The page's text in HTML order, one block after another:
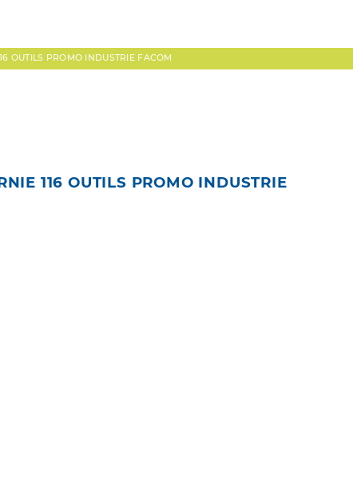
OUTILS PROMO INDUSTRIE FACOM
116 OUTILS PROMO INDUSTRIE